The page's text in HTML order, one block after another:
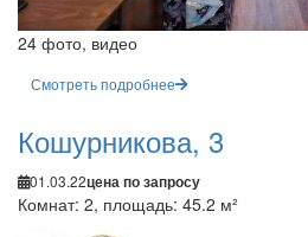
24 фото, видео
Смотреть подробнее
Кошурникова, 3
01.03.22цена по запросу
Комнат: 2, площадь: 45.2 м²